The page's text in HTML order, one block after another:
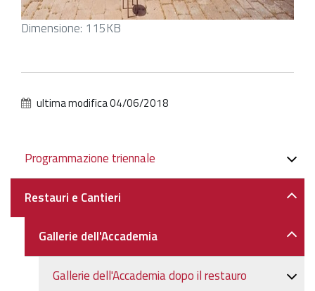
Clicca
alle
Dimensione: 115KB
ultima modifica04/06/2018
Navigazione
Programmazione triennale
Restauri e Cantieri
Gallerie dell'Accademia
Gallerie dell'Accademia dopo il restauro